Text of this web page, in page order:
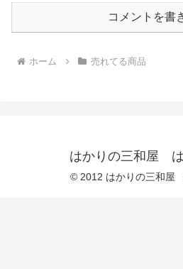
コメントを書
ホーム 売れてる商品
はかりの三和屋
© 2012 はかりの三和屋